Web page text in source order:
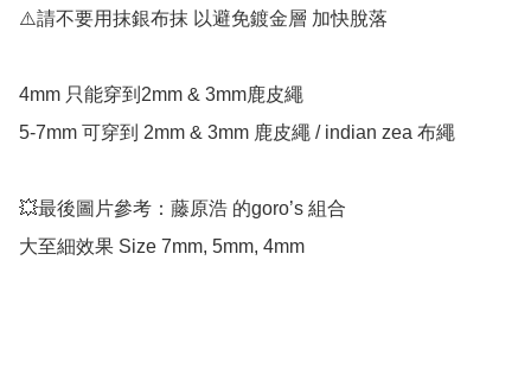
⚠️請不要用抹銀布抹 以避免鍍金層 加快脫落
4mm 只能穿到2mm & 3mm鹿皮繩
5-7mm 可穿到 2mm & 3mm 鹿皮繩 / indian zea 布繩
💥最後圖片參考：藤原浩 的goro’s 組合
大至細效果 Size 7mm, 5mm, 4mm